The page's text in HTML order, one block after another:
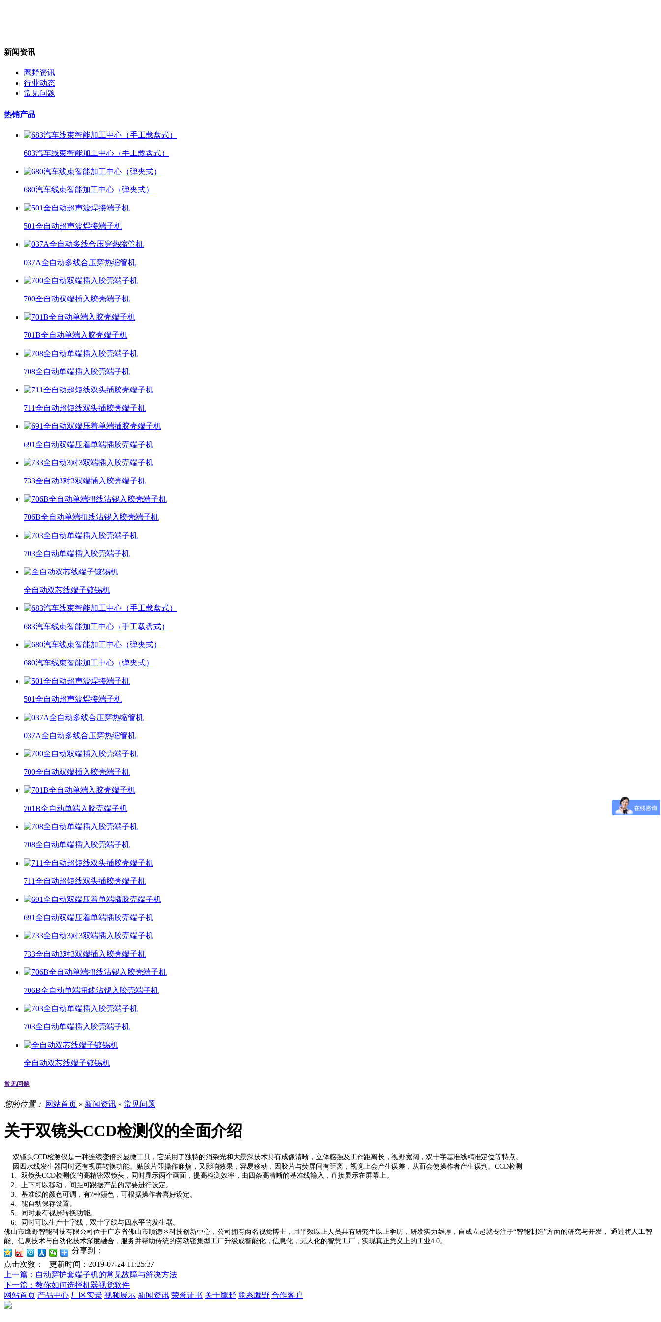
新闻资讯
鹰野资讯
行业动态
常见问题
热销产品
683汽车线束智能加工中心（手工载盘式）
680汽车线束智能加工中心（弹夹式）
501全自动超声波焊接端子机
037A全自动多线合压穿热缩管机
700全自动双端插入胶壳端子机
701B全自动单端入胶壳端子机
708全自动单端插入胶壳端子机
711全自动超短线双头插胶壳端子机
691全自动双端压着单端插胶壳端子机
733全自动3对3双端插入胶壳端子机
706B全自动单端扭线沾锡入胶壳端子机
703全自动单端插入胶壳端子机
全自动双芯线端子镀锡机
683汽车线束智能加工中心（手工载盘式）
680汽车线束智能加工中心（弹夹式）
501全自动超声波焊接端子机
037A全自动多线合压穿热缩管机
700全自动双端插入胶壳端子机
701B全自动单端入胶壳端子机
708全自动单端插入胶壳端子机
711全自动超短线双头插胶壳端子机
691全自动双端压着单端插胶壳端子机
733全自动3对3双端插入胶壳端子机
706B全自动单端扭线沾锡入胶壳端子机
703全自动单端插入胶壳端子机
全自动双芯线端子镀锡机
常见问题
您的位置： 网站首页 » 新闻资讯 » 常见问题
关于双镜头CCD检测仪的全面介绍
双镜头CCD检测仪是一种连续变倍的显微工具，它采用了独特的消杂光和大景深技术具有成像清晰，立体感强及工作距离长，视野宽阔，双十字基准线精准定位等特点。
因四水线发生器同时还有视屏转换功能。贴胶片即操作麻烦，又影响效果，容易移动，因胶片与荧屏间有距离，视觉上会产生误差，从而会使操作者产生误判。CCD检测
1、双镜头CCD检测仪的高精密双镜头，同时显示两个画面，提高检测效率，由四条高清晰的基准线输入，直接显示在屏幕上。
2、上下可以移动，间距可跟据产品的需要进行设定。
3、基准线的颜色可调，有7种颜色，可根据操作者喜好设定。
4、能自动保存设置。
5、同时兼有视屏转换功能。
6、同时可以生产十字线，双十字线与四水平的发生器。
佛山市鹰野智能科技有限公司位于广东省佛山市顺德区科技创新中心，公司拥有两名视觉博士，且半数以上人员具有研究生以上学历，研发实力雄厚，自成立起就专注于“智能制造”方面的研究与开发， 通过将人工智
能、信息技术与自动化技术深度融合，服务并帮助传统的劳动密集型工厂升级成智能化，信息化，无人化的智慧工厂，实现真正意义上的工业4.0。
分享到：
点击次数：
更新时间：2019-07-24 11:25:37
上一篇 ：自动穿护套端子机的常见故障与解决方法
下一篇 ：教你如何选择机器视觉软件
网站首页 产品中心 厂区实景 视频展示 新闻资讯 荣誉证书 关于鹰野 联系鹰野 合作客户